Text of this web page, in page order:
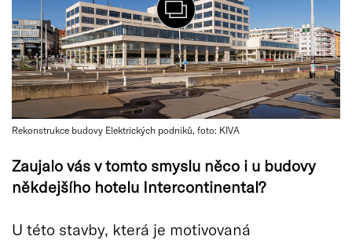
Rekonstrukce budovy Elektrických podniků, foto: KIVA
Zaujalo vás v tomto smyslu něco i u budovy
někdejšího hotelu Intercontinental?
U této stavby, která je motivovaná